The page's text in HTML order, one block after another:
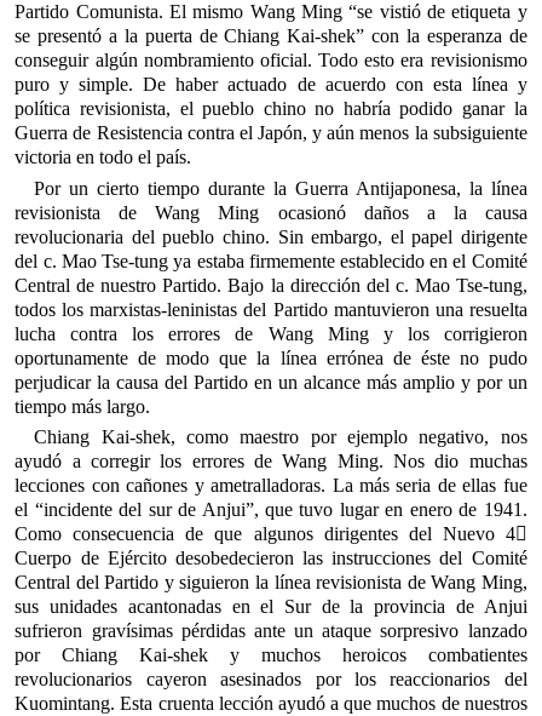
Partido Comunista. El mismo Wang Ming “se vistió de etiqueta y
se presentó a la puerta de Chiang Kai-shek” con la esperanza de
conseguir algún nombramiento oficial. Todo esto era revisionismo
puro y simple. De haber actuado de acuerdo con esta línea y
política revisionista, el pueblo chino no habría podido ganar la
Guerra de Resistencia contra el Japón, y aún menos la subsiguiente
victoria en todo el país.
Por un cierto tiempo durante la Guerra Antijaponesa, la línea
revisionista de Wang Ming ocasionó daños a la causa
revolucionaria del pueblo chino. Sin embargo, el papel dirigente
del c. Mao Tse-tung ya estaba firmemente establecido en el Comité
Central de nuestro Partido. Bajo la dirección del c. Mao Tse-tung,
todos los marxistas-leninistas del Partido mantuvieron una resuelta
lucha contra los errores de Wang Ming y los corrigieron
oportunamente de modo que la línea errónea de éste no pudo
perjudicar la causa del Partido en un alcance más amplio y por un
tiempo más largo.
Chiang Kai-shek, como maestro por ejemplo negativo, nos
ayudó a corregir los errores de Wang Ming. Nos dio muchas
lecciones con cañones y ametralladoras. La más seria de ellas fue
el “incidente del sur de Anjui”, que tuvo lugar en enero de 1941.
Como consecuencia de que algunos dirigentes del Nuevo 4
Cuerpo de Ejército desobedecieron las instrucciones del Comité
Central del Partido y siguieron la línea revisionista de Wang Ming,
sus unidades acantonadas en el Sur de la provincia de Anjui
sufrieron gravísimas pérdidas ante un ataque sorpresivo lanzado
por Chiang Kai-shek y muchos heroicos combatientes
revolucionarios cayeron asesinados por los reaccionarios del
Kuomintang. Esta cruenta lección ayudó a que muchos de nuestros